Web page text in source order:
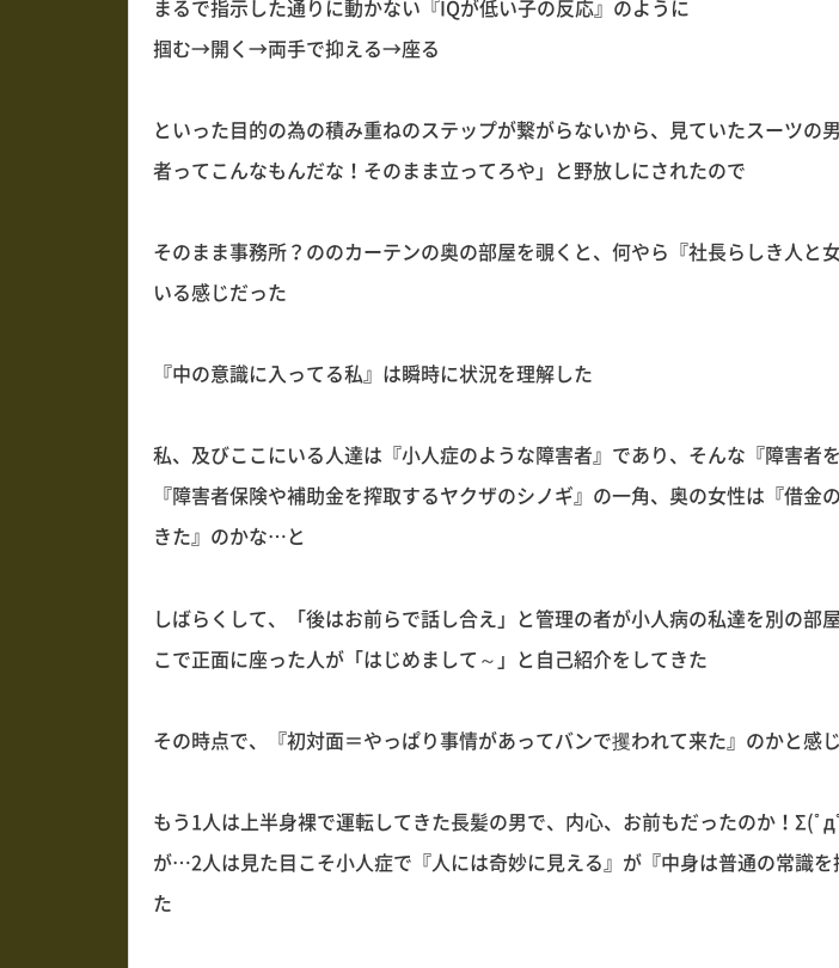
まるで指示した通りに動かない『IQが低い子の反応』のように
掴む→開く→両手で抑える→座る
といった目的の為の積み重ねのステップが繋がらないから、見ていたスーツの
者ってこんなもんだな！そのまま立ってろや」と野放しにされたので
そのまま事務所？ののカーテンの奥の部屋を覗くと、何やら『社長らしき人と
いる感じだった
『中の意識に入ってる私』は瞬時に状況を理解した
私、及びここにいる人達は『小人症のような障害者』であり、そんな『障害者
『障害者保険や補助金を搾取するヤクザのシノギ』の一角、奥の女性は『借金
きた』のかな…と
しばらくして、「後はお前らで話し合え」と管理の者が小人病の私達を別の部
こで正面に座った人が「はじめまして～」と自己紹介をしてきた
その時点で、『初対面＝やっぱり事情があってバンで攫われて来た』のかと感
もう1人は上半身裸で運転してきた長髪の男で、内心、お前もだったのか！Σ(ﾟ
が…2人は見た目こそ小人症で『人には奇妙に見える』が『中身は普通の常識を
た